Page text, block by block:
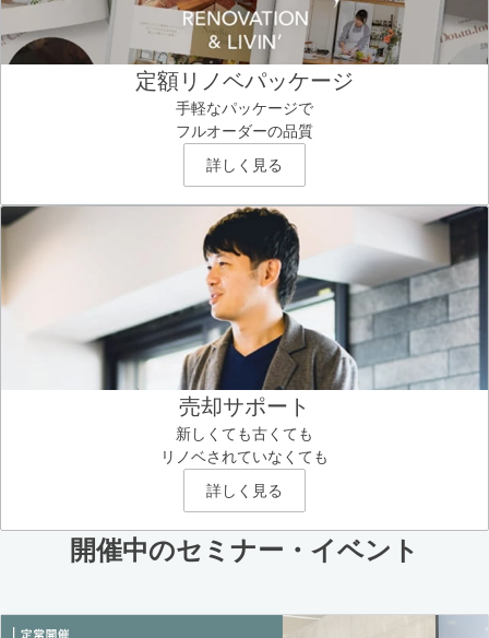
定額リノベパッケージ
手軽なパッケージで
フルオーダーの品質
詳しく見る
売却サポート
新しくても古くても
リノベされていなくても
詳しく見る
開催中のセミナー・イベント